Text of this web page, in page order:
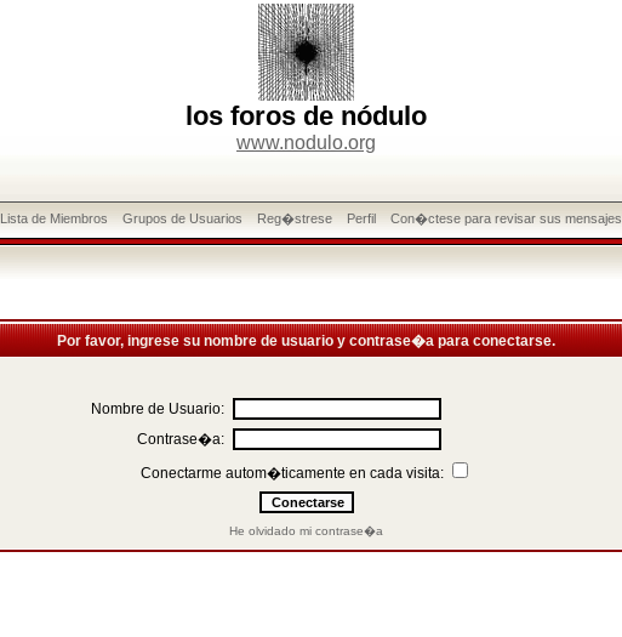
los foros de nódulo
www.nodulo.org
Lista de Miembros Grupos de Usuarios Reg�strese Perfil Con�ctese para revisar sus mensajes
Por favor, ingrese su nombre de usuario y contrase�a para conectarse.
Nombre de Usuario:
Contrase�a:
Conectarme autom�ticamente en cada visita:
He olvidado mi contrase�a